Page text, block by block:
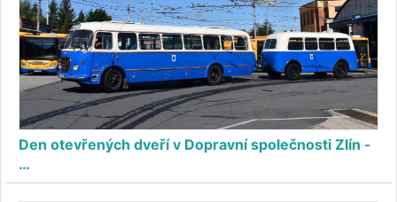
Den otevřených dveří v Dopravní společnosti Zlín -
…